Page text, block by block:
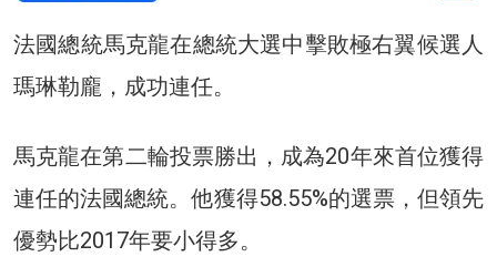
法國總統馬克龍在總統大選中擊敗極右翼候選人
瑪琳勒龐，成功連任。
馬克龍在第二輪投票勝出，成為20年來首位獲得
連任的法國總統。他獲得58.55%的選票，但領先
優勢比2017年要小得多。